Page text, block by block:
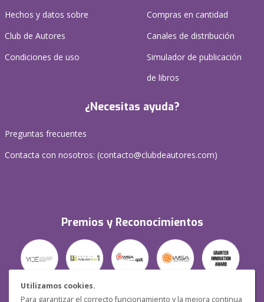
Utilizamos cookies.
Para garantizar el correcto funcionamiento y la mejora continua
Hechos y datos sobre
Club de Autores
Condiciones de uso
Compras en cantidad
Canales de distribución
Simulador de publicación
de libros
¿Necesitas ayuda?
Preguntas frecuentes
Contacta con nosotros: (contacto@clubdeautores.com)
Premios y Reconocimientos